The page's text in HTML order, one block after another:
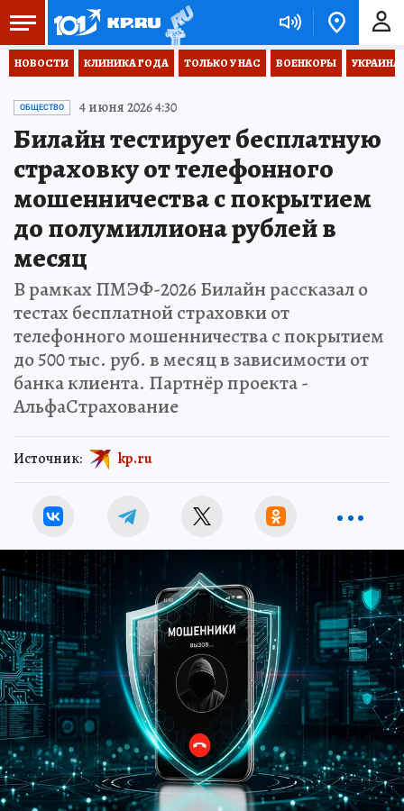
НОВОСТИ КЛИНИКА ГОДА ТОЛЬКО У НАС ВОЕНКОРЫ
ОБЩЕСТВО 4 июня 2026 4:30
Билайн тестирует бесплатную
страховку от телефонного
мошенничества с покрытием
до полумиллиона рублей в
месяц
В рамках ПМЭФ-2026 Билайн рассказал о
тестах бесплатной страховки от
телефонного мошенничества с покрытием
до 500 тыс. руб. в месяц в зависимости от
банка клиента. Партнёр проекта -
АльфаСтрахование
Источник: kp.ru